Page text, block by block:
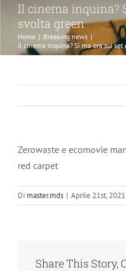
Il cinema inquina?
svolta green
Home | Breaking news |
Il cinema inquina? Sì ma ora sui set
Zerowaste e ecomovie
red carpet
Di master.mds | Aprile 21st, 2021
Share This Story,